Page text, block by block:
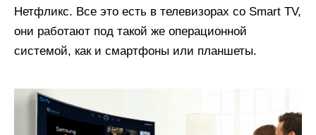
Нетфликс. Все это есть в телевизорах со Smart TV,
они работают под такой же операционной
системой, как и смартфоны или планшеты.